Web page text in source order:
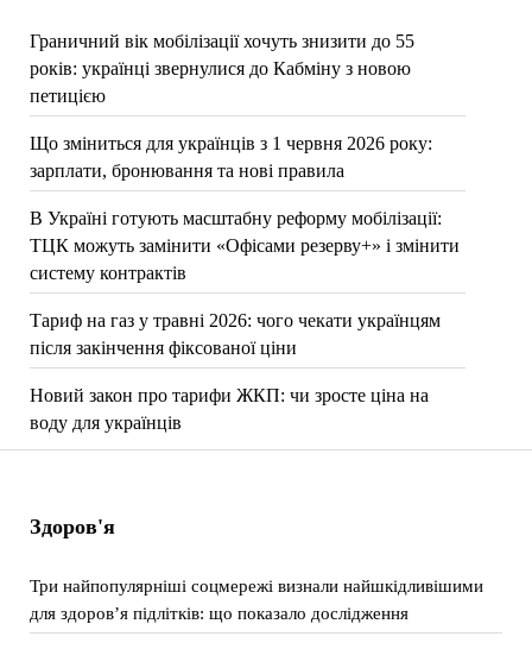
Граничний вік мобілізації хочуть знизити до 55
років: українці звернулися до Кабміну з новою
петицією
Що зміниться для українців з 1 червня 2026 року:
зарплати, бронювання та нові правила
В Україні готують масштабну реформу мобілізації:
ТЦК можуть замінити «Офісами резерву+» і змінити
систему контрактів
Тариф на газ у травні 2026: чого чекати українцям
після закінчення фіксованої ціни
Новий закон про тарифи ЖКП: чи зросте ціна на
воду для українців
Здоров'я
Три найпопулярніші соцмережі визнали найшкідливішими
для здоров’я підлітків: що показало дослідження